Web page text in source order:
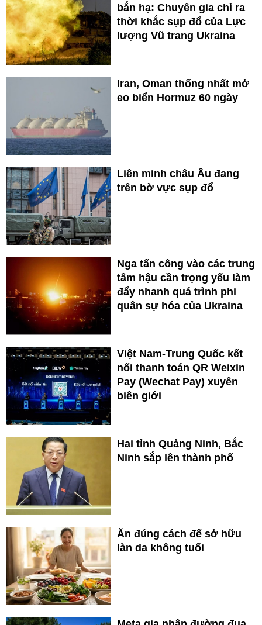
bắn hạ: Chuyên gia chỉ ra
thời khắc sụp đổ của Lực
lượng Vũ trang Ukraina
Iran, Oman thống nhất mở
eo biển Hormuz 60 ngày
Liên minh châu Âu đang
trên bờ vực sụp đổ
Nga tấn công vào các trung
tâm hậu cần trọng yếu làm
đẩy nhanh quá trình phi
quân sự hóa của Ukraina
Việt Nam-Trung Quốc kết
nối thanh toán QR Weixin
Pay (Wechat Pay) xuyên
biên giới
Hai tỉnh Quảng Ninh, Bắc
Ninh sắp lên thành phố
Ăn đúng cách để sở hữu
làn da không tuổi